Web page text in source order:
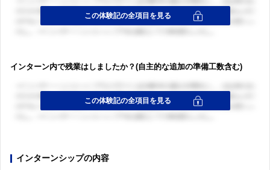
インターン内で残業はしましたか？(自主的な追加の準備工数含む)
インターンシップの内容